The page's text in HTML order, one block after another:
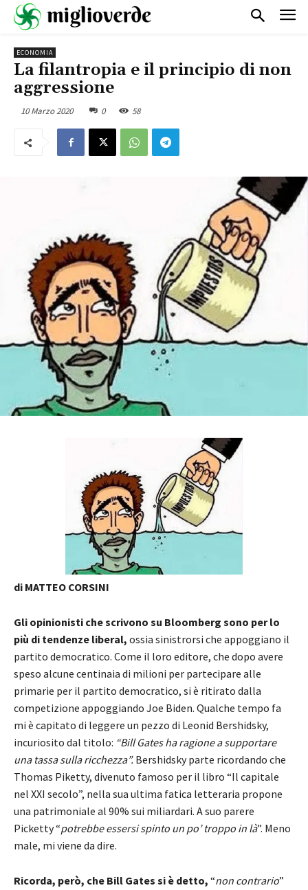
ECONOMIA
La filantropia e il principio di non
aggressione
10 Marzo 2020 0 58
di MATTEO CORSINI
Gli opinionisti che scrivono su Bloomberg sono per lo
più di tendenze liberal, ossia sinistrorsi che appoggiano il
partito democratico. Come il loro editore, che dopo avere
speso alcune centinaia di milioni per partecipare alle
primarie per il partito democratico, si è ritirato dalla
competizione appoggiando Joe Biden. Qualche tempo fa
mi è capitato di leggere un pezzo di Leonid Bershidsky,
incuriosito dal titolo: “Bill Gates ha ragione a supportare
una tassa sulla ricchezza”. Bershidsky parte ricordando che
Thomas Piketty, divenuto famoso per il libro “Il capitale
nel XXI secolo”, nella sua ultima fatica letteraria propone
una patrimoniale al 90% sui miliardari. A suo parere
Picketty “potrebbe essersi spinto un po’ troppo in là”. Meno
male, mi viene da dire.
Ricorda, però, che Bill Gates si è detto, “non contrario”